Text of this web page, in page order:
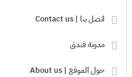
اتصل بنا | Contact us
مدونة فندق
حول الموقع | About us